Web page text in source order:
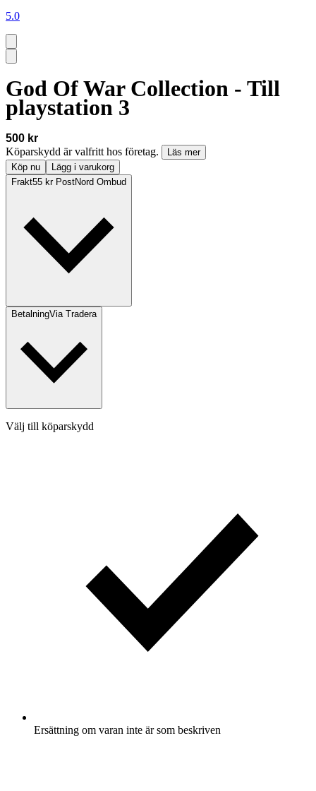
5.0
God Of War Collection - Till
playstation 3
500 kr
Köparskydd är valfritt hos företag.
Läs mer
Köp nu
Lägg i varukorg
Frakt55 kr PostNord Ombud
BetalningVia Tradera
Välj till köparskydd
Ersättning om varan inte är som beskriven